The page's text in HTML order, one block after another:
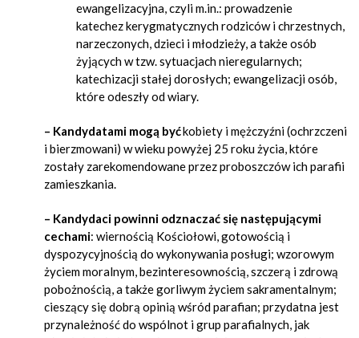
ewangelizacyjna, czyli m.in.: prowadzenie
katechez kerygmatycznych rodziców i chrzestnych,
narzeczonych, dzieci i młodzieży, a także osób
żyjących w tzw. sytuacjach nieregularnych;
katechizacji stałej dorosłych; ewangelizacji osób,
które odeszły od wiary.
– Kandydatami mogą byćkobiety i mężczyźni (ochrzczeni
i bierzmowani) w wieku powyżej 25 roku życia, które
zostały zarekomendowane przez proboszczów ich parafii
zamieszkania.
– Kandydaci powinni odznaczać się następującymi
cechami: wiernością Kościołowi, gotowością i
dyspozycyjnością do wykonywania posługi; wzorowym
życiem moralnym, bezinteresownością, szczerą i zdrową
pobożnością, a także gorliwym życiem sakramentalnym;
cieszący się dobrą opinią wśród parafian; przydatna jest
przynależność do wspólnot i grup parafialnych, jak